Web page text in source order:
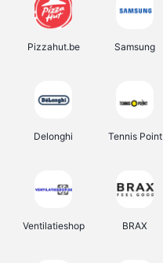
Pizzahut.be Samsung
Delonghi Tennis Point
Ventilatieshop BRAX